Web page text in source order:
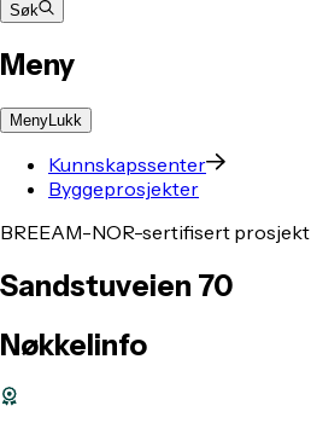
Søk
Meny
MenyLukk
Kunnskapssenter
Byggeprosjekter
BREEAM-NOR-sertifisert prosjekt
Sandstuveien 70
Nøkkelinfo